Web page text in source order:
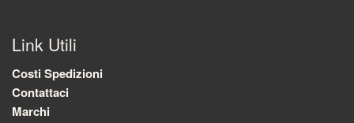
Link Utili
Costi Spedizioni
Contattaci
Marchi